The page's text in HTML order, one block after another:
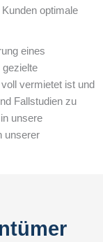
optimale
eines
vermietet ist und
Fallstudien zu
unsere
unserer